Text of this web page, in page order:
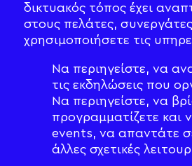
δικτυακός τόπος έχει
στους πελάτες,
χρησιμοποιήσετε τις
Να περιηγείστε, να
τις εκδηλώσεις που
Να περιηγείστε, να
προγραμματίζετε και
events, να απαντάτε
άλλες σχετικές